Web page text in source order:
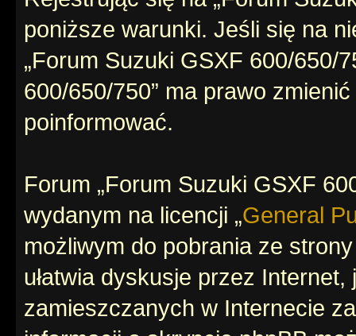
poniższe warunki. Jeśli się na
„Forum Suzuki GSXF 600/650/
600/650/750” ma prawo
poinformować.
Forum „Forum Suzuki GSXF
wydanym na licencji „General
możliwym do pobrania ze
ułatwia dyskusje przez
zamieszczanych w Internecie